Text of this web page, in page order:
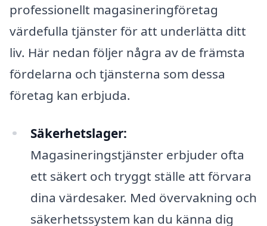
professionellt magasineringföretag
värdefulla tjänster för att underlätta ditt
liv. Här nedan följer några av de främsta
fördelarna och tjänsterna som dessa
företag kan erbjuda.
Säkerhetslager:
Magasineringstjänster erbjuder ofta
ett säkert och tryggt ställe att förvara
dina värdesaker. Med övervakning och
säkerhetssystem kan du känna dig